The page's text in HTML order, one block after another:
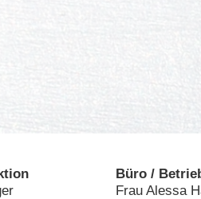
Büro /
Frau Alessa